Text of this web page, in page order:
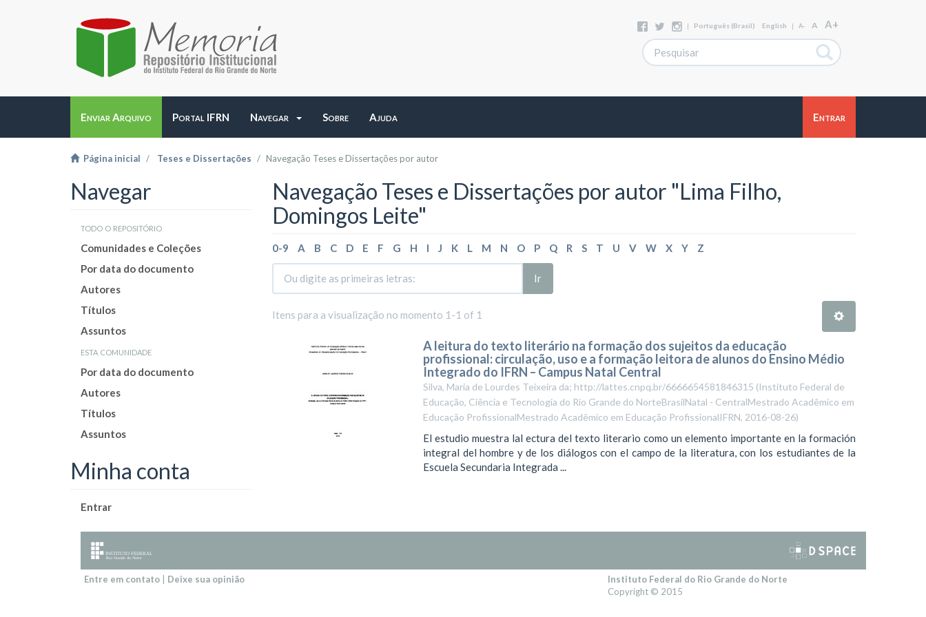
| Português (Brasil) English | A- A A+
Enviar Arquivo Portal IFRN Navegar Sobre Ajuda Entrar
Página inicial Teses e Dissertações Navegação Teses e Dissertações por autor
Navegar
todo o repositório
Comunidades e Coleções
Por data do documento
Autores
Títulos
Assuntos
esta comunidade
Por data do documento
Autores
Títulos
Assuntos
Minha conta
Entrar
Navegação Teses e Dissertações por autor "Lima Filho,
Domingos Leite"
0-9 A B C D E F G H I J K L M N O P Q R S T U V W X Y Z
Ir
Itens para a visualização no momento 1-1 of 1
A leitura do texto literário na formação dos sujeitos da educação
profissional: circulação, uso e a formação leitora de alunos do Ensino Médio
Integrado do IFRN – Campus Natal Central
Silva, Maria de Lourdes Teixeira da; http://lattes.cnpq.br/6666654581846315 (Instituto Federal de
Educação, Ciência e Tecnologia do Rio Grande do NorteBrasilNatal - CentralMestrado Acadêmico em
Educação ProfissionalMestrado Acadêmico em Educação ProfissionalIFRN, 2016-08-26)
El estudio muestra lal ectura del texto literario como un elemento importante en la formación
integral del hombre y de los diálogos con el campo de la literatura, con los estudiantes de la
Escuela Secundaria Integrada ...
Entre em contato Deixe sua opinião
Instituto Federal do Rio Grande do Norte
Copyright © 2015